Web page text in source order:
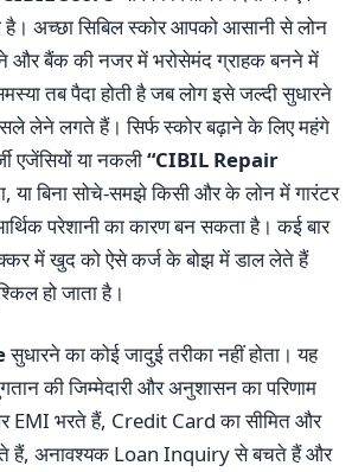
है। अच्छा सिबिल स्कोर आपको आसानी से लोन
और बैंक की नजर में भरोसेमंद ग्राहक बनने में
तब पैदा होती है जब लोग इसे जल्दी सुधारने
लेने लगते हैं। सिर्फ स्कोर बढ़ाने के लिए महंगे
एजेंसियों या नकली“CIBIL Repair
या बिना सोचे-समझे किसी और के लोन में गारंटर
परेशानी का कारण बन सकता है। कई बार
में खुद को ऐसे कर्ज के बोझ में डाल लेते हैं
हो जाता है।
सुधारने का कोई जादुई तरीका नहीं होता। यह
की जिम्मेदारी और अनुशासन का परिणाम
EMI भरते हैं, Credit Card का सीमित और
हैं, अनावश्यक Loan Inquiry से बचते हैं और